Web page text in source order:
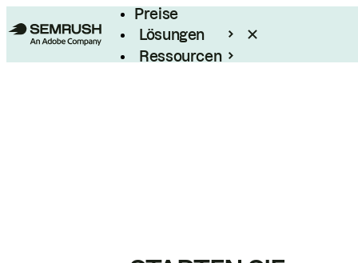
Preise
Lösungen
Ressourcen